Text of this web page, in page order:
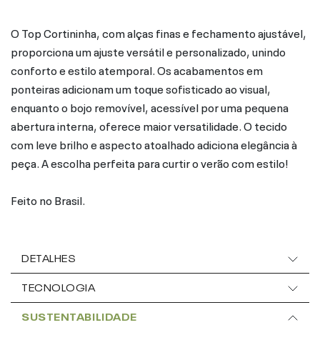
O Top Cortininha, com alças finas e fechamento ajustável,
proporciona um ajuste versátil e personalizado, unindo
conforto e estilo atemporal. Os acabamentos em
ponteiras adicionam um toque sofisticado ao visual,
enquanto o bojo removível, acessível por uma pequena
abertura interna, oferece maior versatilidade. O tecido
com leve brilho e aspecto atoalhado adiciona elegância à
peça. A escolha perfeita para curtir o verão com estilo!
Feito no Brasil.
DETALHES
TECNOLOGIA
SUSTENTABILIDADE